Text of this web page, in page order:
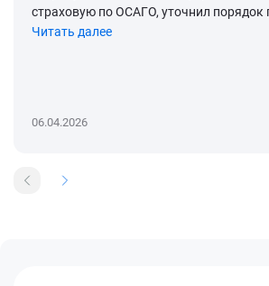
страховую по ОСАГО, уточнил порядок
Читать далее
06.04.2026